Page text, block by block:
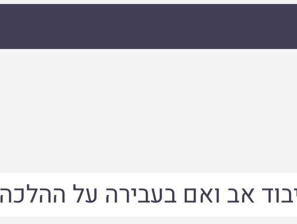
אב ואם בעבירה על ההלכה